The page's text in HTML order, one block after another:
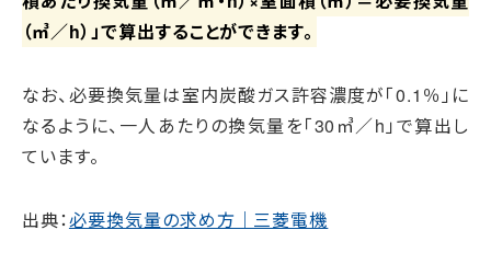
（㎥／h）」で算出することができます。
なお、必要換気量は室内炭酸ガス許容濃度が「0.1％」に
なるように、一人あたりの換気量を「30㎥／h」で算出し
ています。
出典：必要換気量の求め方｜三菱電機